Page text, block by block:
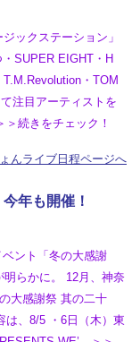
ックステーション」
SUPER EIGHT・H
・TOM
注目アーティストを
続きをチェック！
んライブ日程ページへ
年も開催！
ント「冬の⼤感謝
らかに。 12月、神奈
大感謝祭 其の二十
は、8/5 ・6日（木）東